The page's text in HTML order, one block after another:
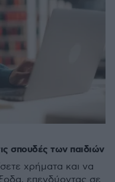
σπουδές των παιδιών
χρήματα και να